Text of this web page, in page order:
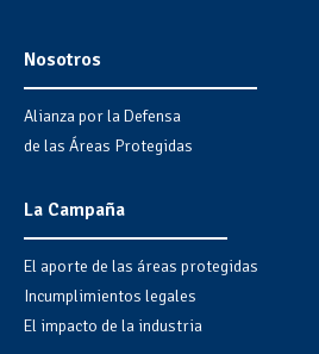
Nosotros
Alianza por la Defensa
de las Áreas Protegidas
La Campaña
El aporte de las áreas protegidas
Incumplimientos legales
El impacto de la industria